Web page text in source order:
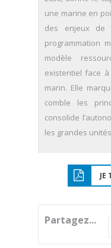
une marine en
des enjeux de
programmation
modèle
existentiel face
marin. Elle
comble les
consolide
les grandes
JE
Partagez...